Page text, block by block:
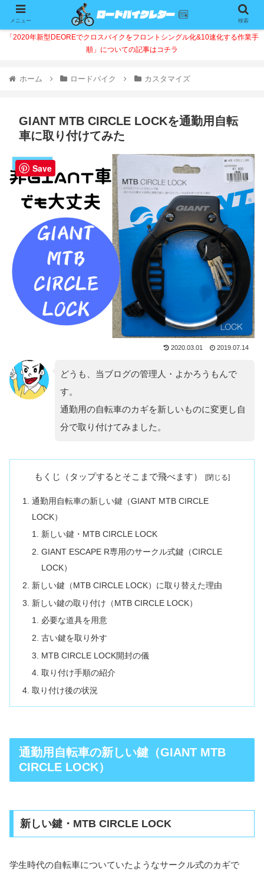
「2020年新型DEOREでクロスバイクをフロントシングル化&10速化する作業手
順」についての記事はコチラ
ホーム ロードバイク カスタマイズ
GIANT MTB CIRCLE LOCKを通勤用自転
車に取り付けてみた
カスタマイズ
2020.03.01 2019.07.14
どうも、当ブログの管理人・よかろうもんで
す。
通勤用の自転車のカギを新しいものに変更し自
分で取り付けてみました。
もくじ（タップするとそこまで飛べます）
通勤用自転車の新しい鍵（GIANT MTB CIRCLE
LOCK）
新しい鍵・MTB CIRCLE LOCK
GIANT ESCAPE R専用のサークル式鍵（CIRCLE
LOCK）
新しい鍵（MTB CIRCLE LOCK）に取り替えた理由
新しい鍵の取り付け（MTB CIRCLE LOCK）
必要な道具を用意
古い鍵を取り外す
MTB CIRCLE LOCK開封の儀
取り付け手順の紹介
取り付け後の状況
通勤用自転車の新しい鍵（GIANT MTB
CIRCLE LOCK）
新しい鍵・MTB CIRCLE LOCK
学生時代の自転車についていたようなサークル式のカギで
メニュー 検索
Save